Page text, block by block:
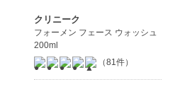
クリニーク
フォーメン フェース ウォッシュ
200ml
（81件）